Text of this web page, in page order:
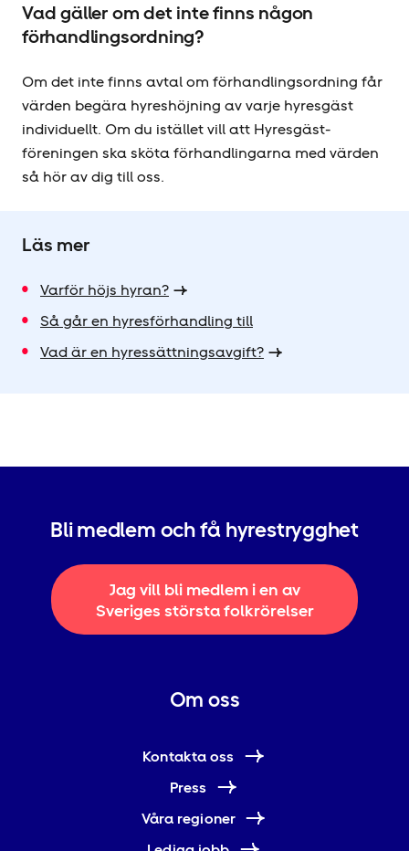
Vad gäller om det inte finns någon
förhandlingsordning?
Om det inte finns avtal om förhandlingsordning får
värden begära hyres­höjning av varje hyresgäst
individuellt. Om du istället vill att Hyresgäst­
föreningen ska sköta förhandlingarna med värden
så hör av dig till oss.
Läs mer
Varför höjs hyran?
Så går en hyresförhandling till
Vad är en hyressättningsavgift?
Bli medlem och få hyrestrygghet
Jag vill bli medlem i en av
Sveriges största folkrörelser
Om oss
Kontakta oss
Press
Våra regioner